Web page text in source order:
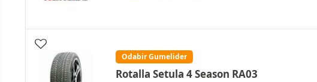
Odabir Gumelider
Rotalla Setula 4 Season RA03